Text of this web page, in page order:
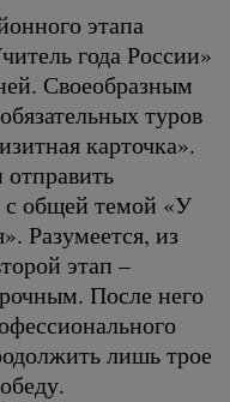
этапа
года России»
Своеобразным
туров
карточка».
с общей темой «У
Разумеется, из
этап –
После него
лишь трое